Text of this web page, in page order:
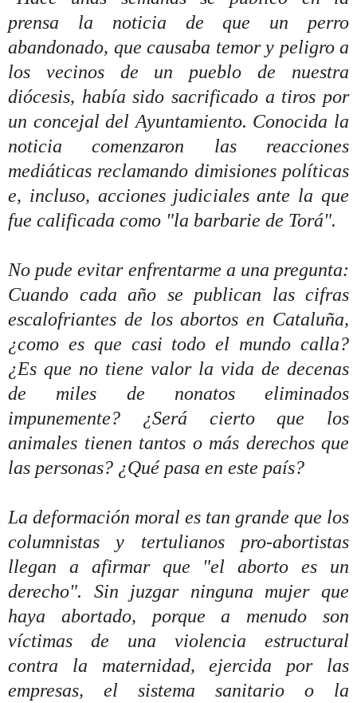
prensa la noticia de que un perro
abandonado, que causaba temor y peligro a
los vecinos de un pueblo de nuestra
diócesis, había sido sacrificado a tiros por
un concejal del Ayuntamiento. Conocida la
noticia comenzaron las reacciones
mediáticas reclamando dimisiones políticas
e, incluso, acciones judiciales ante la que
fue calificada como "la barbarie de Torá".
No pude evitar enfrentarme a una pregunta:
Cuando cada año se publican las cifras
escalofriantes de los abortos en Cataluña,
¿como es que casi todo el mundo calla?
¿Es que no tiene valor la vida de decenas
de miles de nonatos eliminados
impunemente? ¿Será cierto que los
animales tienen tantos o más derechos que
las personas? ¿Qué pasa en este país?
La deformación moral es tan grande que los
columnistas y tertulianos pro-abortistas
llegan a afirmar que "el aborto es un
derecho". Sin juzgar ninguna mujer que
haya abortado, porque a menudo son
víctimas de una violencia estructural
contra la maternidad, ejercida por las
empresas, el sistema sanitario o la